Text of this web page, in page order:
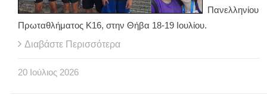
Πανελληνίου
Πρωταθλήματος Κ16, στην Θήβα 18-19 Ιουλίου.
Διαβάστε Περισσότερα
20 Ιούλιος 2026